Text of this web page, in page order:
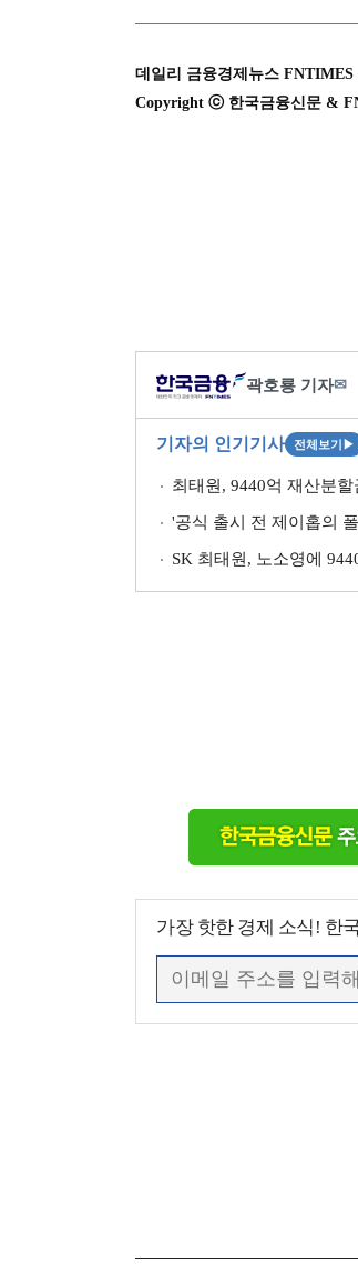
데일리 금융경제뉴스
Copyright ⓒ 한국금융신문 &
곽호룡 기자✉
기자의 인기기사 전체보기 ▶
최태원, 9440억 재산분
'공식 출시 전 제이홉의
SK 최태원, 노소영에
가장 핫한 경제 소식! 한